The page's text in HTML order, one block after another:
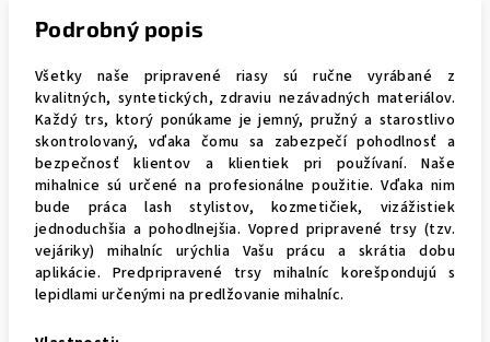
Podrobný popis
Všetky naše pripravené riasy sú ručne vyrábané z
kvalitných, syntetických, zdraviu nezávadných materiálov.
Každý trs, ktorý ponúkame je jemný, pružný a starostlivo
skontrolovaný, vďaka čomu sa zabezpečí pohodlnosť a
bezpečnosť klientov a klientiek pri používaní. Naše
mihalnice sú určené na profesionálne použitie. Vďaka nim
bude práca lash stylistov, kozmetičiek, vizážistiek
jednoduchšia a pohodlnejšia. Vopred pripravené trsy (tzv.
vejáriky) mihalníc urýchlia Vašu prácu a skrátia dobu
aplikácie. Predpripravené trsy mihalníc korešpondujú s
lepidlami určenými na predlžovanie mihalníc.